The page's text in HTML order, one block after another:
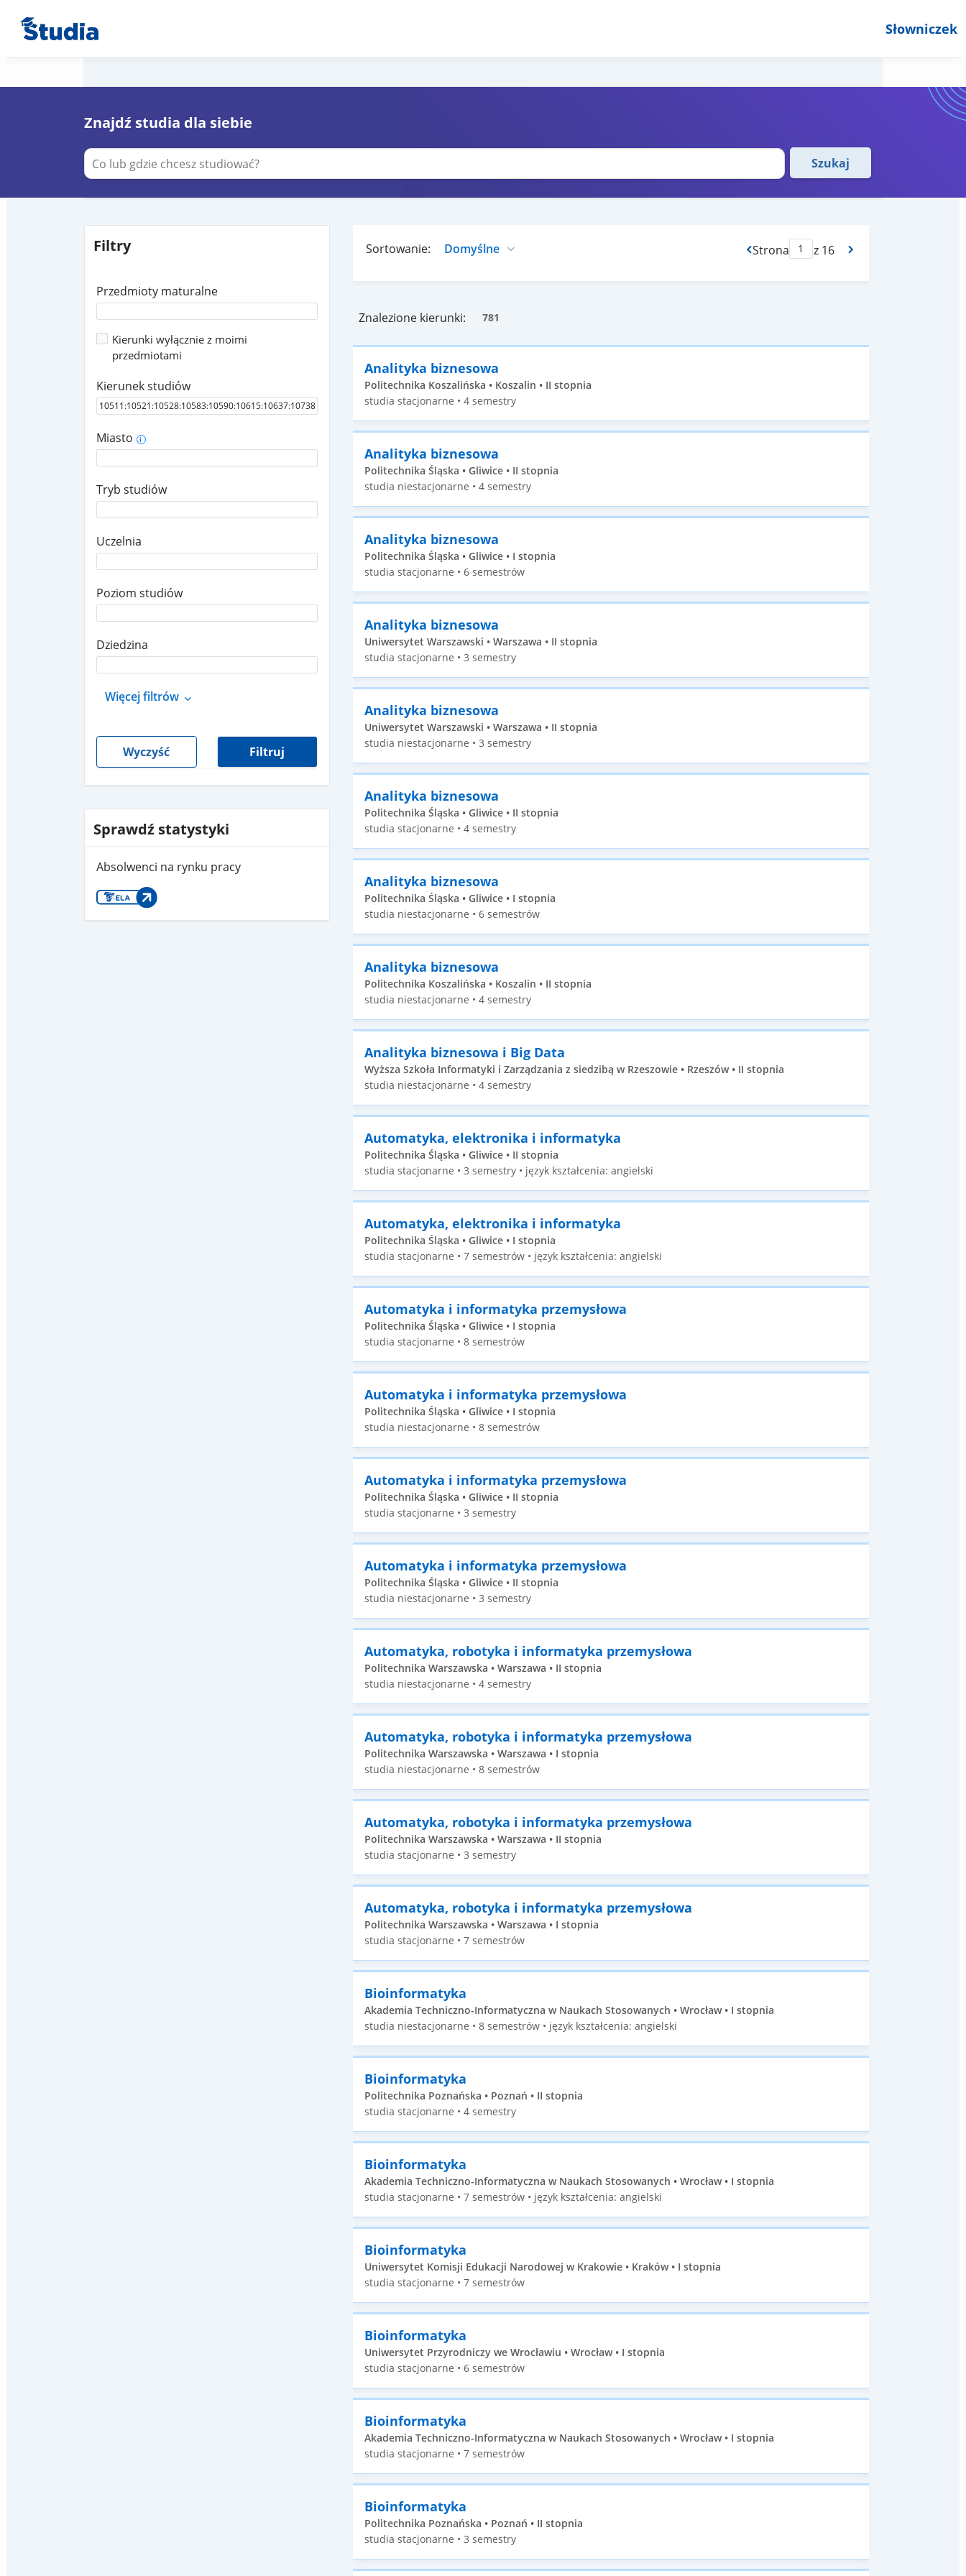
Słowniczek
Znajdź studia dla siebie
Szukaj
Filtry
Przedmioty maturalne
Kierunki wyłącznie z moimi
przedmiotami
Kierunek studiów
Miasto i
Tryb studiów
Uczelnia
Poziom studiów
Dziedzina
Więcej filtrów
Wyczyść Filtruj
Sprawdź statystyki
Absolwenci na rynku pracy
Sortowanie: Strona z 16
Znalezione kierunki: 781
Analityka biznesowa
Politechnika Koszalińska • Koszalin • II stopnia
studia stacjonarne • 4 semestry
Analityka biznesowa
Politechnika Śląska • Gliwice • II stopnia
studia niestacjonarne • 4 semestry
Analityka biznesowa
Politechnika Śląska • Gliwice • I stopnia
studia stacjonarne • 6 semestrów
Analityka biznesowa
Uniwersytet Warszawski • Warszawa • II stopnia
studia stacjonarne • 3 semestry
Analityka biznesowa
Uniwersytet Warszawski • Warszawa • II stopnia
studia niestacjonarne • 3 semestry
Analityka biznesowa
Politechnika Śląska • Gliwice • II stopnia
studia stacjonarne • 4 semestry
Analityka biznesowa
Politechnika Śląska • Gliwice • I stopnia
studia niestacjonarne • 6 semestrów
Analityka biznesowa
Politechnika Koszalińska • Koszalin • II stopnia
studia niestacjonarne • 4 semestry
Analityka biznesowa i Big Data
Wyższa Szkoła Informatyki i Zarządzania z siedzibą w Rzeszowie • Rzeszów • II stopnia
studia niestacjonarne • 4 semestry
Automatyka, elektronika i informatyka
Politechnika Śląska • Gliwice • II stopnia
studia stacjonarne • 3 semestry • język kształcenia: angielski
Automatyka, elektronika i informatyka
Politechnika Śląska • Gliwice • I stopnia
studia stacjonarne • 7 semestrów • język kształcenia: angielski
Automatyka i informatyka przemysłowa
Politechnika Śląska • Gliwice • I stopnia
studia stacjonarne • 8 semestrów
Automatyka i informatyka przemysłowa
Politechnika Śląska • Gliwice • I stopnia
studia niestacjonarne • 8 semestrów
Automatyka i informatyka przemysłowa
Politechnika Śląska • Gliwice • II stopnia
studia stacjonarne • 3 semestry
Automatyka i informatyka przemysłowa
Politechnika Śląska • Gliwice • II stopnia
studia niestacjonarne • 3 semestry
Automatyka, robotyka i informatyka przemysłowa
Politechnika Warszawska • Warszawa • II stopnia
studia niestacjonarne • 4 semestry
Automatyka, robotyka i informatyka przemysłowa
Politechnika Warszawska • Warszawa • I stopnia
studia niestacjonarne • 8 semestrów
Automatyka, robotyka i informatyka przemysłowa
Politechnika Warszawska • Warszawa • II stopnia
studia stacjonarne • 3 semestry
Automatyka, robotyka i informatyka przemysłowa
Politechnika Warszawska • Warszawa • I stopnia
studia stacjonarne • 7 semestrów
Bioinformatyka
Akademia Techniczno-Informatyczna w Naukach Stosowanych • Wrocław • I stopnia
studia niestacjonarne • 8 semestrów • język kształcenia: angielski
Bioinformatyka
Politechnika Poznańska • Poznań • II stopnia
studia stacjonarne • 4 semestry
Bioinformatyka
Akademia Techniczno-Informatyczna w Naukach Stosowanych • Wrocław • I stopnia
studia stacjonarne • 7 semestrów • język kształcenia: angielski
Bioinformatyka
Uniwersytet Komisji Edukacji Narodowej w Krakowie • Kraków • I stopnia
studia stacjonarne • 7 semestrów
Bioinformatyka
Uniwersytet Przyrodniczy we Wrocławiu • Wrocław • I stopnia
studia stacjonarne • 6 semestrów
Bioinformatyka
Akademia Techniczno-Informatyczna w Naukach Stosowanych • Wrocław • I stopnia
studia stacjonarne • 7 semestrów
Bioinformatyka
Politechnika Poznańska • Poznań • II stopnia
studia stacjonarne • 3 semestry